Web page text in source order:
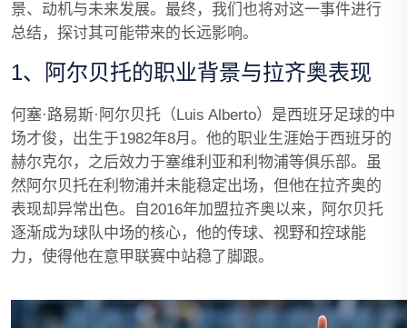
景、动机与未来发展。最终，我们也将对这一事件进行
总结，探讨其可能带来的长远影响。
1、阿尔贝托的职业背景与拉齐奥表现
何塞·路易斯·阿尔贝托（Luis Alberto）是西班牙足球的中
场才俊，出生于1982年8月。他的职业生涯始于西班牙的
赫尔克尔，之后效力于塞维利亚和利物浦等俱乐部。虽
然阿尔贝托在利物浦并未能稳定出场，但他在拉齐奥的
表现却异常出色。自2016年加盟拉齐奥以来，阿尔贝托
逐渐成为球队中场的核心，他的传球、视野和控球能
力，使得他在意甲联赛中站稳了脚跟。